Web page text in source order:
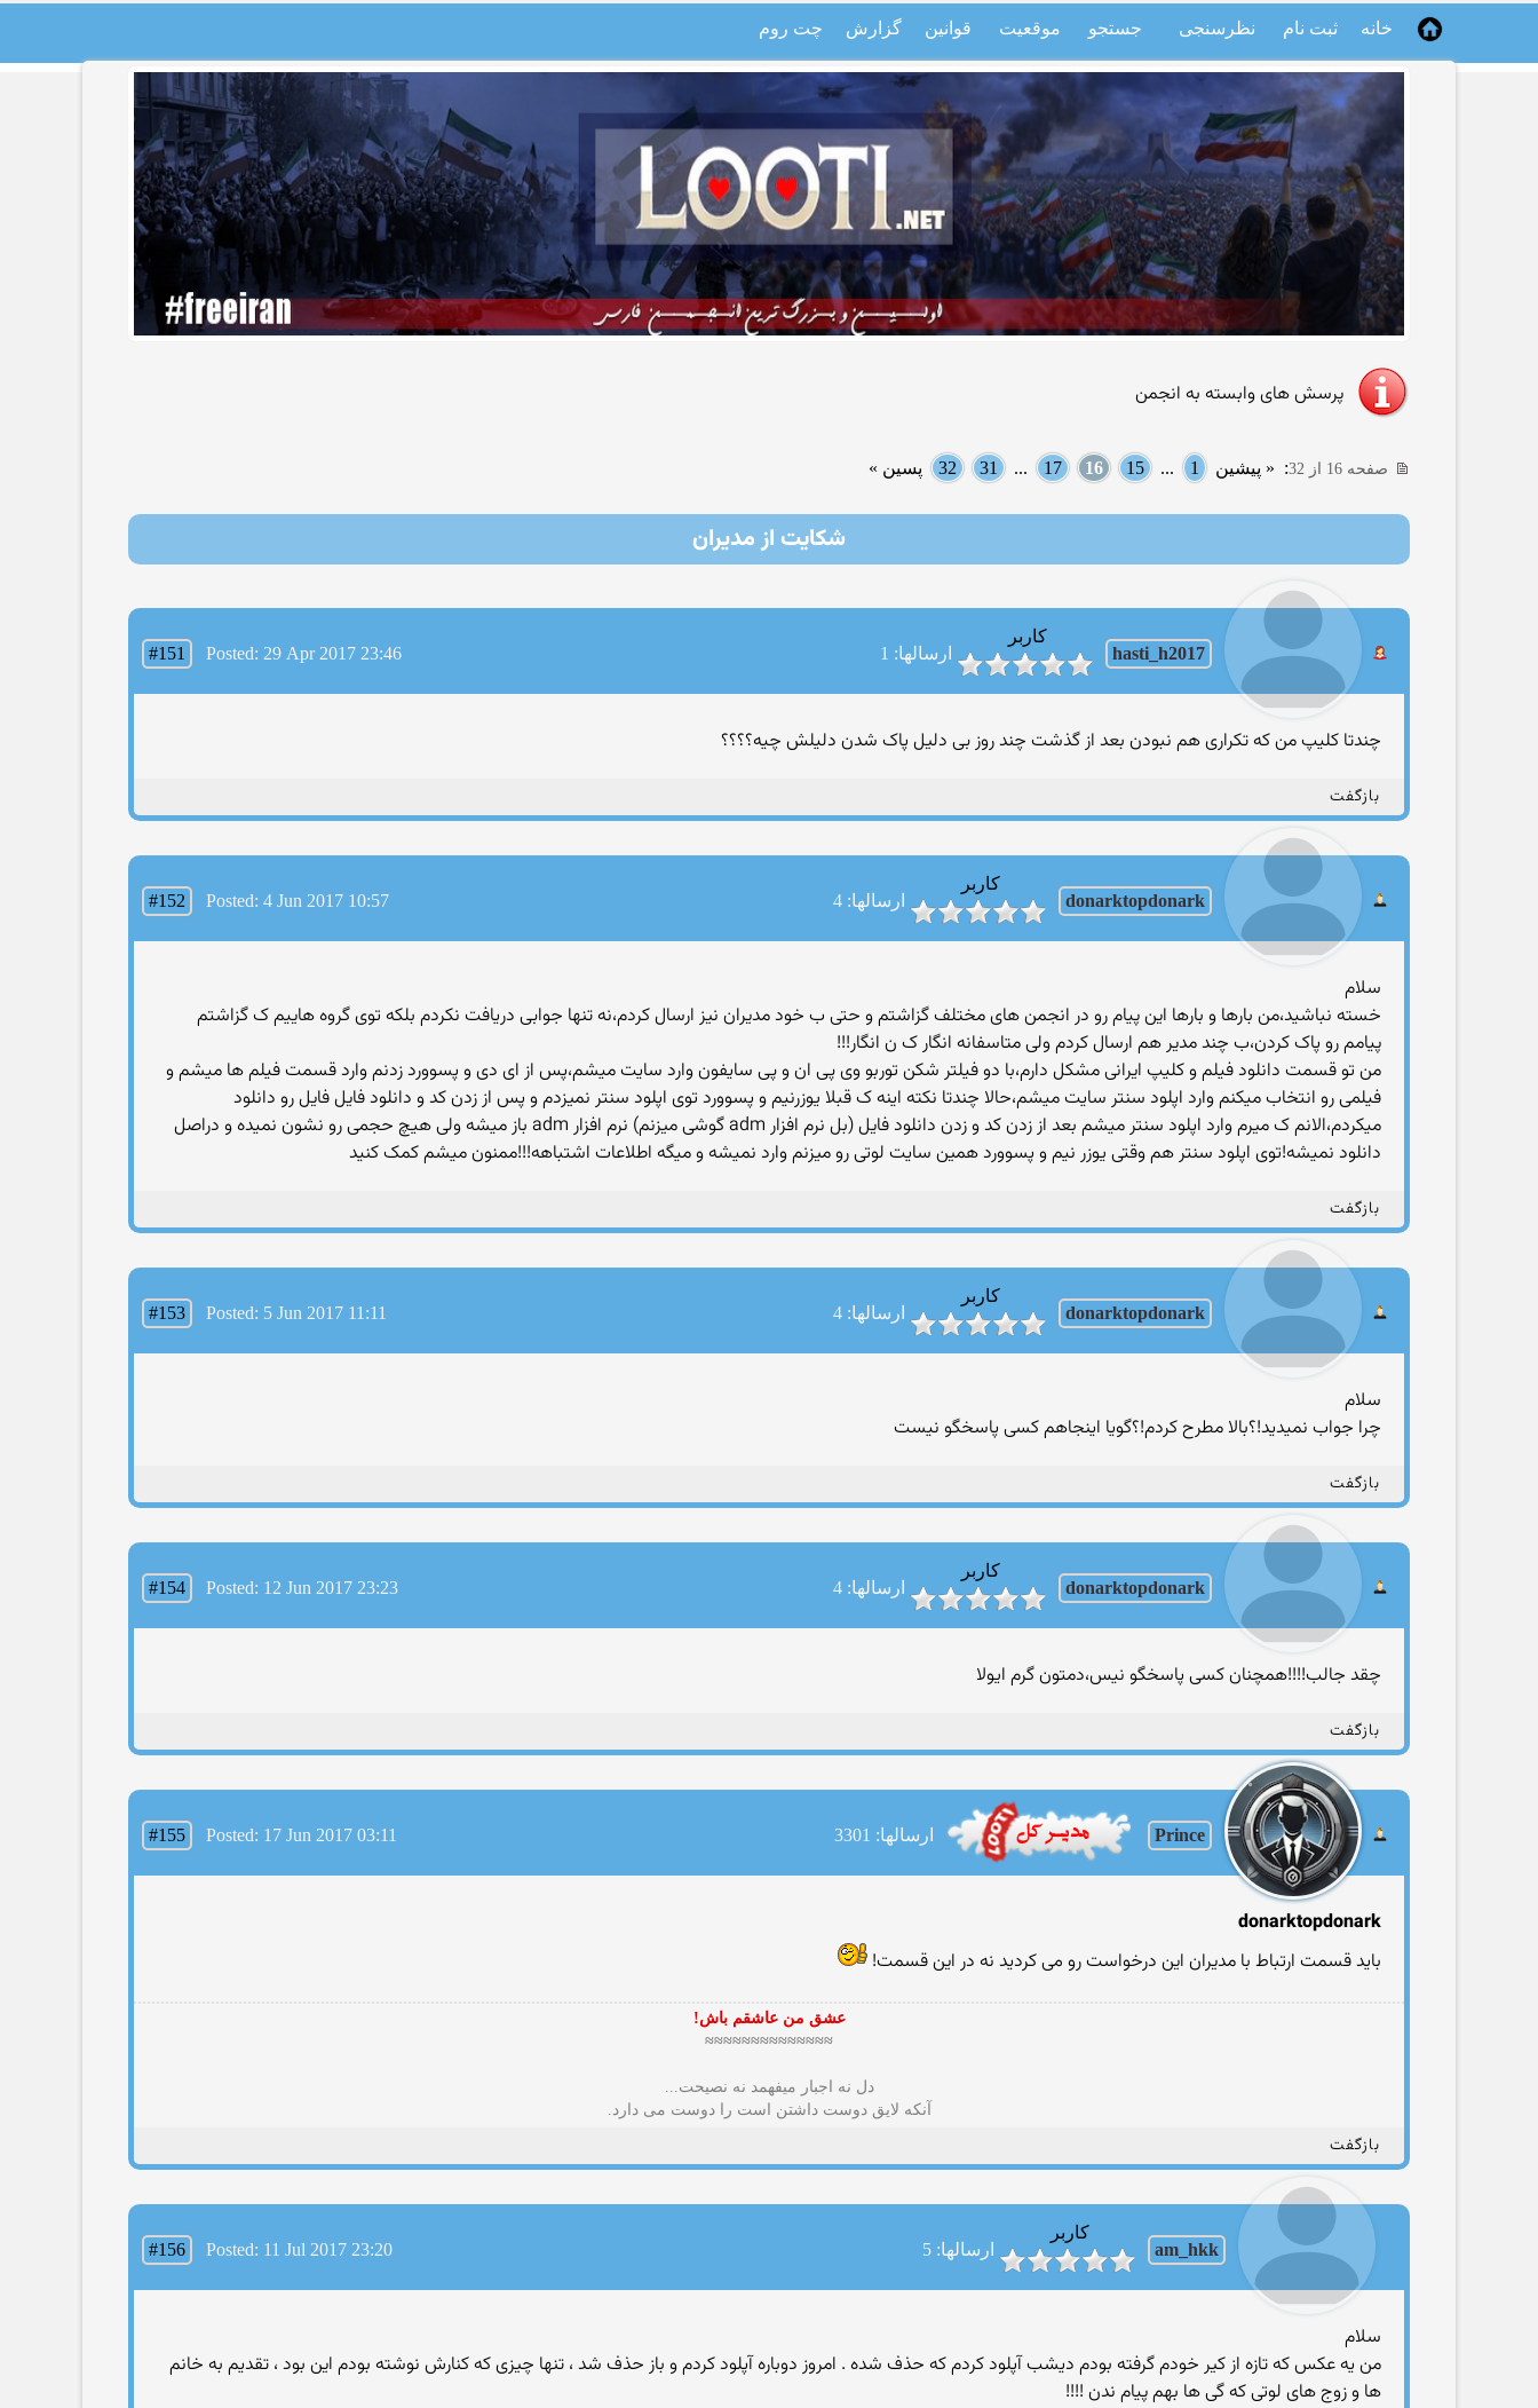
خانه ثبت نام نظرسنجی جستجو موقعیت قوانین گزارش چت روم
پرسش های وابسته به انجمن
صفحه 16 از 32 : « پیشین 1
...
15
16
17
...
31
32 پسین »
شکایت از مدیران
hasti_h2017
کاربر
ارسالها: 1
#151 Posted: 29 Apr 2017 23:46
چندتا کلیپ من که تکراری هم نبودن بعد از گذشت چند روز بی دلیل پاک شدن دلیلش چیه؟؟؟؟
بازگفت
donarktopdonark
کاربر
ارسالها: 4
#152 Posted: 4 Jun 2017 10:57
سلام
خسته نباشید،من بارها و بارها این پیام رو در انجمن های مختلف گزاشتم و حتی ب خود مدیران نیز ارسال کردم،نه تنها جوابی دریافت نکردم بلکه توی گروه هاییم ک گزاشتم
پیامم رو پاک کردن،ب چند مدیر هم ارسال کردم ولی متاسفانه انگار ک ن انگار!!!
من تو قسمت دانلود فیلم و کلیپ ایرانی مشکل دارم،با دو فیلتر شکن توربو وی پی ان و پی سایفون وارد سایت میشم،پس از ای دی و پسوورد زدنم وارد قسمت فیلم ها میشم و
فیلمی رو انتخاب میکنم وارد اپلود سنتر سایت میشم،حالا چندتا نکته اینه ک قبلا یوزرنیم و پسوورد توی اپلود سنتر نمیزدم و پس از زدن کد و دانلود فایل فایل رو دانلود
میکردم،الانم ک میرم وارد اپلود سنتر میشم بعد از زدن کد و زدن دانلود فایل (بل نرم افزار adm گوشی میزنم) نرم افزار adm باز میشه ولی هیچ حجمی رو نشون نمیده و دراصل
دانلود نمیشه!توی اپلود سنتر هم وقتی یوزر نیم و پسوورد همین سایت لوتی رو میزنم وارد نمیشه و میگه اطلاعات اشتباهه!!!ممنون میشم کمک کنید
بازگفت
donarktopdonark
کاربر
ارسالها: 4
#153 Posted: 5 Jun 2017 11:11
سلام
چرا جواب نمیدید!؟بالا مطرح کردم!؟گویا اینجاهم کسی پاسخگو نیست
بازگفت
donarktopdonark
کاربر
ارسالها: 4
#154 Posted: 12 Jun 2017 23:23
چقد جالب!!!!همچنان کسی پاسخگو نیس،دمتون گرم ایولا
بازگفت
Prince ارسالها: 3301 #155 Posted: 17 Jun 2017 03:11
donarktopdonark
باید قسمت ارتباط با مدیران این درخواست رو می کردید نه در این قسمت!
عشق من عاشقم باش!
≈≈≈≈≈≈≈≈≈≈≈≈≈≈
دل نه اجبار میفهمد نه نصیحت...
آنکه لایق دوست داشتن است را دوست می دارد.
بازگفت
am_hkk
کاربر
ارسالها: 5
#156 Posted: 11 Jul 2017 23:20
سلام
من یه عکس که تازه از کیر خودم گرفته بودم دیشب آپلود کردم که حذف شده . امروز دوباره آپلود کردم و باز حذف شد ، تنها چیزی که کنارش نوشته بودم این بود ، تقدیم به خانم
ها و زوج های لوتی که گی ها بهم پیام ندن !!!!